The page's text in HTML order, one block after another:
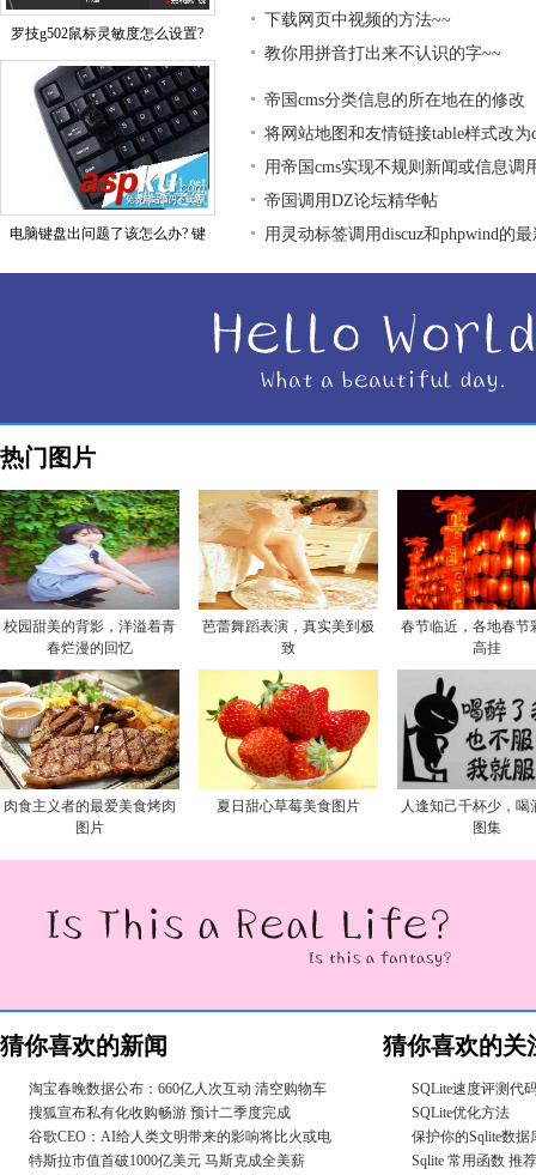
罗技g502鼠标灵敏度怎么设置?
电脑键盘出问题了该怎么办? 键
下载网页中视频的方法~~
教你用拼音打出来不认识的字~~
帝国cms分类信息的所在地在的修改
将网站地图和友情链接table样式改为
用帝国cms实现不规则新闻或信息调
帝国调用DZ论坛精华帖
用灵动标签调用discuz和phpwind的
热门图片
校园甜美的背影，洋溢着青
春烂漫的回忆
芭蕾舞蹈表演，真实美到极
致
春节临近，各地春节
高挂
肉食主义者的最爱美食烤肉
图片
夏日甜心草莓美食图片
人逢知己千杯少，喝
图集
猜你喜欢的新闻
淘宝春晚数据公布：660亿人次互动 清空购物车
搜狐宣布私有化收购畅游 预计二季度完成
谷歌CEO：AI给人类文明带来的影响将比火或电
特斯拉市值首破1000亿美元 马斯克成全美薪
猜你喜欢的关
SQLite速度评测代
SQLite优化方法
保护你的Sqlite数据
Sqlite 常用函数 推荐